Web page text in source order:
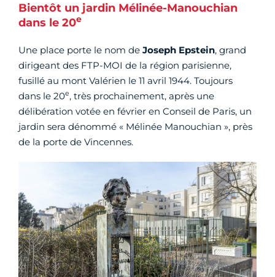
Bientôt un jardin Mélinée-Manouchian
dans le 20e
Une place porte le nom de Joseph Epstein, grand
dirigeant des FTP-MOI de la région parisienne,
fusillé au mont Valérien le 11 avril 1944. Toujours
dans le 20e, très prochainement, après une
délibération votée en février en Conseil de Paris, un
jardin sera dénommé « Mélinée Manouchian », près
de la porte de Vincennes.